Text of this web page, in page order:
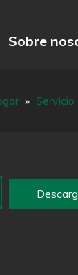
Sobre
» Servicio